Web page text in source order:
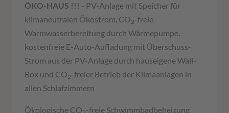
ÖKO-HAUS !!! - PV-Anlage mit Speicher für
klimaneutralen Ökostrom, CO2-freie
Warmwasserbereitung durch Wärmepumpe,
kostenfreie E-Auto-Aufladung mit Überschuss-
Strom aus der PV-Anlage durch hauseigene Wall-
Box und CO2-freier Betrieb der Klimaanlagen in
allen Schlafzimmern
Ökologische CO -freie Schwimmbadbeheizung